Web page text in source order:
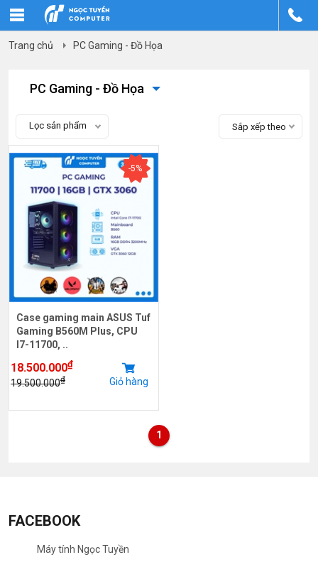
Trang chủ PC Gaming - Đồ Họa
PC Gaming - Đồ Họa
Lọc sản phẩm Sắp xếp theo
-5%
Case gaming main ASUS Tuf
Gaming B560M Plus, CPU
I7-11700, ..
18.500.000₫
19.500.000₫ Giỏ hàng
1
FACEBOOK
Máy tính Ngọc Tuyền